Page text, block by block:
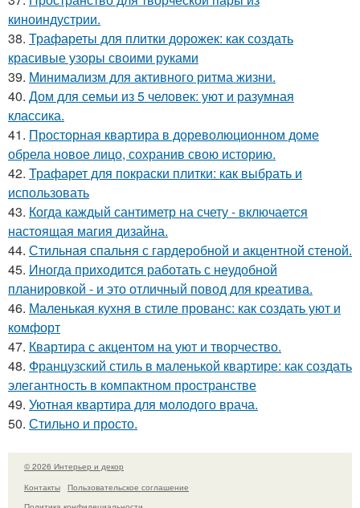
киноиндустрии.
38. Трафареты для плитки дорожек: как создать
красивые узоры своими руками
39. Минимализм для активного ритма жизни.
40. Дом для семьи из 5 человек: уют и разумная
классика.
41. Просторная квартира в дореволюционном доме
обрела новое лицо, сохранив свою историю.
42. Трафарет для покраски плитки: как выбрать и
использовать
43. Когда каждый сантиметр на счету - включается
настоящая магия дизайна.
44. Стильная спальня с гардеробной и акцентной стеной.
45. Иногда приходится работать с неудобной
планировкой - и это отличный повод для креатива.
46. Маленькая кухня в стиле прованс: как создать уют и
комфорт
47. Квартира с акцентом на уют и творчество.
48. Французский стиль в маленькой квартире: как создать
элегантность в компактном пространстве
49. Уютная квартира для молодого врача.
50. Стильно и просто.
© 2026 Интерьер и декор
Контакты
Пользовательское соглашение